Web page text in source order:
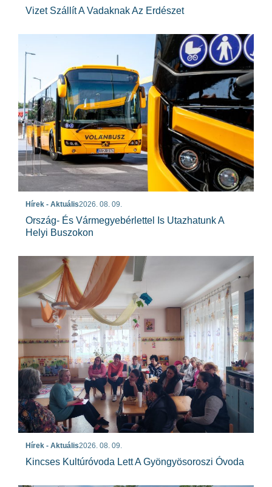
Vizet Szállít A Vadaknak Az Erdészet
Hírek - Aktuális2026. 08. 09.
Ország- És Vármegyebérlettel Is Utazhatunk A
Helyi Buszokon
Hírek - Aktuális2026. 08. 09.
Kincses Kultúróvoda Lett A Gyöngyösoroszi Óvoda